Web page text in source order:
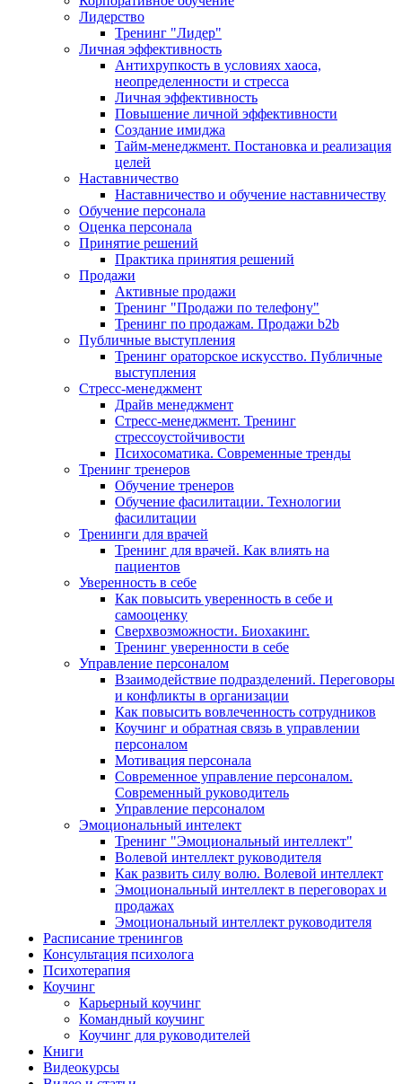
Лидерство
Тренинг "Лидер"
Личная эффективность
Антихрупкость в условиях хаоса,
неопределенности и стресса
Личная эффективность
Повышение личной эффективности
Создание имиджа
Тайм-менеджмент. Постановка и реализация
целей
Наставничество
Наставничество и обучение наставничеству
Обучение персонала
Оценка персонала
Принятие решений
Практика принятия решений
Продажи
Активные продажи
Тренинг "Продажи по телефону"
Тренинг по продажам. Продажи b2b
Публичные выступления
Тренинг ораторское искусство. Публичные
выступления
Стресс-менеджмент
Драйв менеджмент
Стресс-менеджмент. Тренинг
стрессоустойчивости
Психосоматика. Современные тренды
Тренинг тренеров
Обучение тренеров
Обучение фасилитации. Технологии
фасилитации
Тренинги для врачей
Тренинг для врачей. Как влиять на
пациентов
Уверенность в себе
Как повысить уверенность в себе и
самооценку
Сверхвозможности. Биохакинг.
Тренинг уверенности в себе
Управление персоналом
Взаимодействие подразделений. Переговоры
и конфликты в организации
Как повысить вовлеченность сотрудников
Коучинг и обратная связь в управлении
персоналом
Мотивация персонала
Современное управление персоналом.
Современный руководитель
Управление персоналом
Эмоциональный интелект
Тренинг "Эмоциональный интеллект"
Волевой интеллект руководителя
Как развить силу волю. Волевой интеллект
Эмоциональный интеллект в переговорах и
продажах
Эмоциональный интеллект руководителя
Расписание тренингов
Консультация психолога
Психотерапия
Коучинг
Карьерный коучинг
Командный коучинг
Коучинг для руководителей
Книги
Видеокурсы